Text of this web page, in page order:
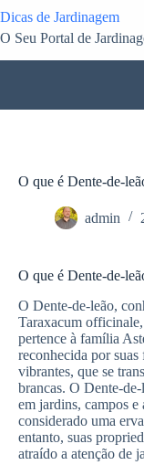
para
o
Dicas de Jardinagem
O Seu Portal de
O que é Dente-de-
admin
O que é Dente-de-
O Dente-de-leão,
Taraxacum
pertence à família
reconhecida por suas
vibrantes, que se
brancas. O Dente-
em jardins, campos e
considerado uma
entanto, suas
atraído a atenção de